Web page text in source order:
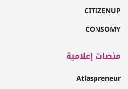
CITIZENUP
CONSOMY
منصات إعلامية
Atlaspreneur